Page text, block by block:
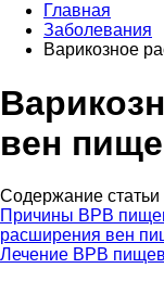
Главная
Заболевания
Варикозное
вен
Содержание статьи
Причины ВРВ
расширения вен
Лечение ВРВ